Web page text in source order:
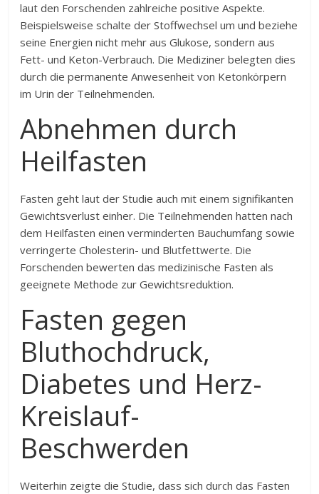
laut den Forschenden zahlreiche positive Aspekte.
Beispielsweise schalte der Stoffwechsel um und beziehe
seine Energien nicht mehr aus Glukose, sondern aus
Fett- und Keton-Verbrauch. Die Mediziner belegten dies
durch die permanente Anwesenheit von Ketonkörpern
im Urin der Teilnehmenden.
Abnehmen durch
Heilfasten
Fasten geht laut der Studie auch mit einem signifikanten
Gewichtsverlust einher. Die Teilnehmenden hatten nach
dem Heilfasten einen verminderten Bauchumfang sowie
verringerte Cholesterin- und Blutfettwerte. Die
Forschenden bewerten das medizinische Fasten als
geeignete Methode zur Gewichtsreduktion.
Fasten gegen
Bluthochdruck,
Diabetes und Herz-
Kreislauf-
Beschwerden
Weiterhin zeigte die Studie, dass sich durch das Fasten